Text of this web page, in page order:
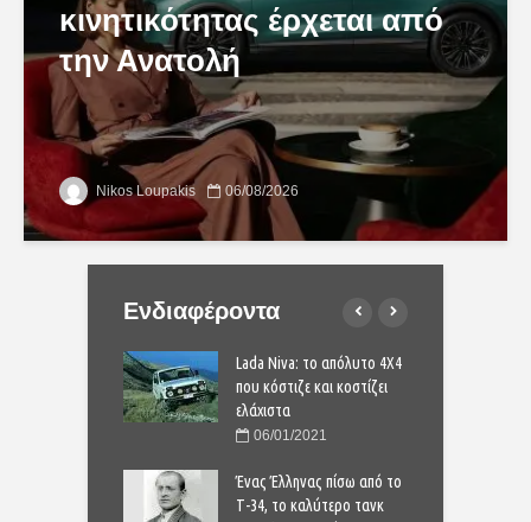
κινητικότητας έρχεται από
την Ανατολή
Nikos Loupakis 06/08/2026
Ενδιαφέροντα
Lada Niva: το απόλυτο 4Χ4
που κόστιζε και κοστίζει
ελάχιστα
06/01/2021
Ένας Έλληνας πίσω από το
Τ-34, το καλύτερο τανκ